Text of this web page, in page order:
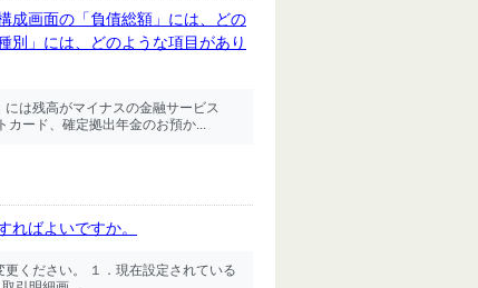
成画面の「負債総額」には、どの
別」には、どのような項目があり
には残高がマイナスの金融サービス
ード、確定拠出年金のお預か...
ればよいですか。
ください。 １．現在設定されている